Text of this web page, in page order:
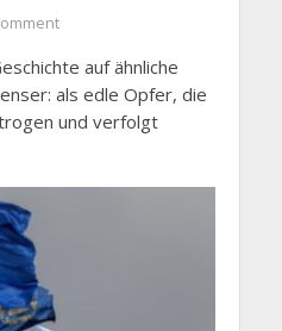
auf ähnliche
als edle Opfer, die
und verfolgt